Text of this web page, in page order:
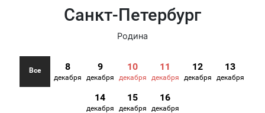
Санкт-Петербург
Родина
Все 8
декабря
9
декабря
10
декабря
11
декабря
12
декабря
13
декабря
14
декабря
15
декабря
16
декабря